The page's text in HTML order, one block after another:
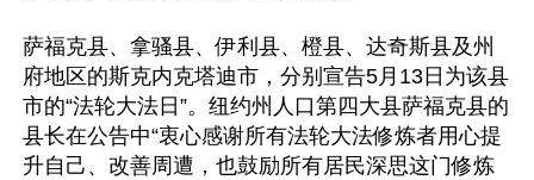
萨福克县、拿骚县、伊利县、橙县、达奇斯县及州
府地区的斯克内克塔迪市，分别宣告5月13日为该县
市的“法轮大法日”。纽约州人口第四大县萨福克县的
县长在公告中“衷心感谢所有法轮大法修炼者用心提
升自己、改善周遭，也鼓励所有居民深思这门修炼